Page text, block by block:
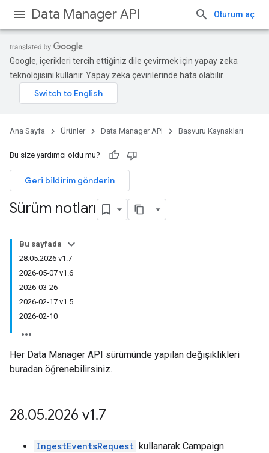
Data Manager API Oturum aç
Google, içerikleri tercih ettiğiniz dile çevirmek için yapay zeka
teknolojisini kullanır. Yapay zeka çevirilerinde hata olabilir.
Ana Sayfa Ürünler Data Manager API Başvuru Kaynakları
Bu size yardımcı oldu mu?
Geri bildirim gönderin
Sürüm notları
Bu sayfada
28.05.2026 v1.7
2026-05-07 v1.6
2026-03-26
2026-02-17 v1.5
2026-02-10
Her Data Manager API sürümünde yapılan değişiklikleri
buradan öğrenebilirsiniz.
28.05.2026 v1.7
IngestEventsRequest kullanarak Campaign